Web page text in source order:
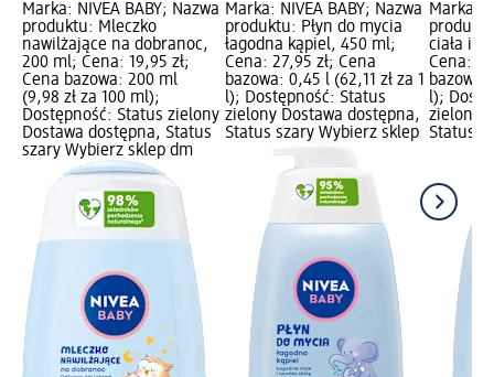
Marka: NIVEA BABY; Nazwa
produktu: Mleczko
nawilżające na dobranoc,
200 ml; Cena: 19,95 zł;
Cena bazowa: 200 ml
(9,98 zł za 100 ml);
Dostępność: Status zielony
Dostawa dostępna, Status
szary Wybierz sklep dm
Marka: NIVEA BABY; Nazwa
produktu: Płyn do mycia
łagodna kąpiel, 450 ml;
Cena: 27,95 zł; Cena
bazowa: 0,45 l (62,11 zł za 1
l); Dostępność: Status
zielony Dostawa dostępna,
Status szary Wybierz sklep
Marka:
ciała i
Cena:
bazowa:
l);
zielony
Status